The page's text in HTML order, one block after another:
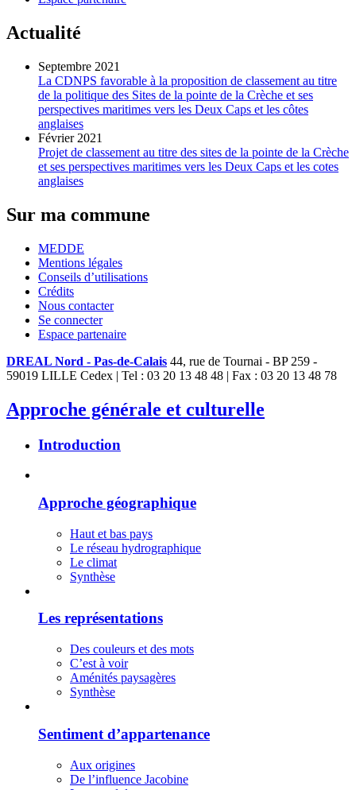
Actualité
Septembre 2021
La CDNPS favorable à la proposition de classement au titre
de la politique des Sites de la pointe de la Crèche et ses
perspectives maritimes vers les Deux Caps et les côtes
anglaises
Février 2021
Projet de classement au titre des sites de la pointe de la Crèche
et ses perspectives maritimes vers les Deux Caps et les cotes
anglaises
Sur ma commune
MEDDE
Mentions légales
Conseils d’utilisations
Crédits
Nous contacter
Se connecter
Espace partenaire
DREAL Nord - Pas-de-Calais 44, rue de Tournai - BP 259 -
59019 LILLE Cedex | Tel : 03 20 13 48 48 | Fax : 03 20 13 48 78
Approche générale et culturelle
Introduction
Approche géographique
Haut et bas pays
Le réseau hydrographique
Le climat
Synthèse
Les représentations
Des couleurs et des mots
C’est à voir
Aménités paysagères
Synthèse
Sentiment d’appartenance
Aux origines
De l’influence Jacobine